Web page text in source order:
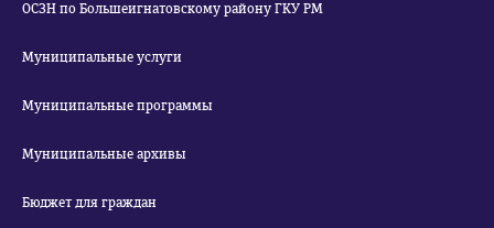
ОСЗН по Большеигнатовскому району ГКУ РМ
Муниципальные услуги
Муниципальные программы
Муниципальные архивы
Бюджет для граждан